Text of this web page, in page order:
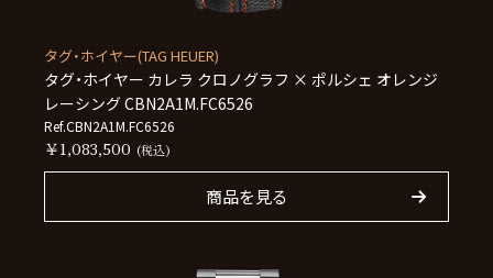
タグ・ホイヤー(TAG HEUER)
タグ・ホイヤー カレラ クロノグラフ × ポルシェ オレンジ
レーシング CBN2A1M.FC6526
Ref.CBN2A1M.FC6526
￥1,083,500 (税込)
商品を見る